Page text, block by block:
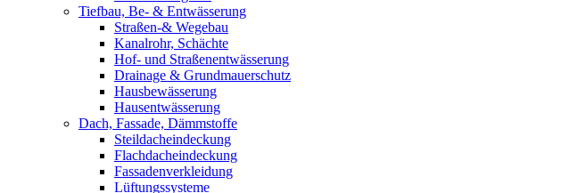
Tiefbau, Be- & Entwässerung
Straßen-& Wegebau
Kanalrohr, Schächte
Hof- und Straßenentwässerung
Drainage & Grundmauerschutz
Hausbewässerung
Hausentwässerung
Dach, Fassade, Dämmstoffe
Steildacheindeckung
Flachdacheindeckung
Fassadenverkleidung
Lüftungssysteme